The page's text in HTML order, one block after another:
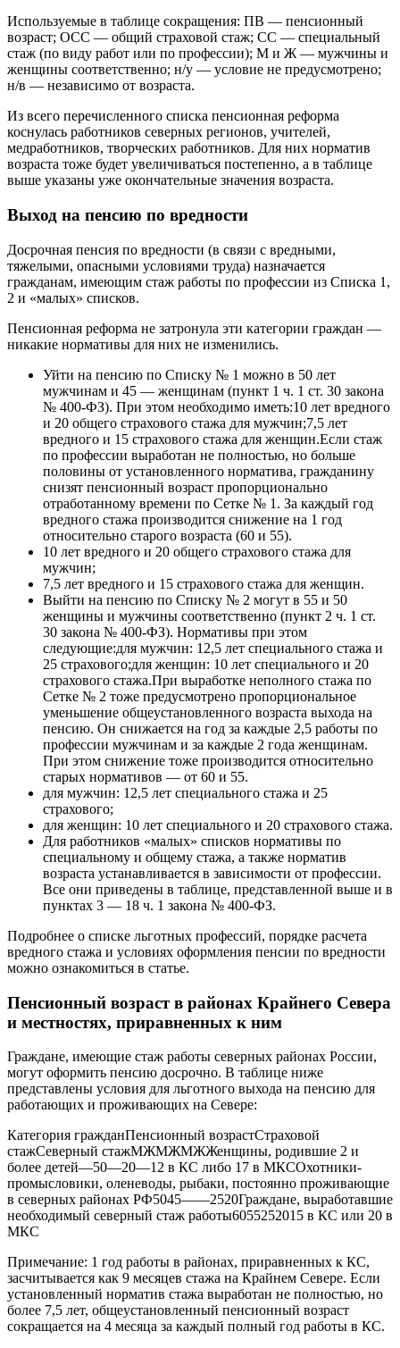
Используемые в таблице сокращения: ПВ — пенсионный
возраст; ОСС — общий страховой стаж; СС — специальный
стаж (по виду работ или по профессии); М и Ж — мужчины и
женщины соответственно; н/у — условие не предусмотрено;
н/в — независимо от возраста.
Из всего перечисленного списка пенсионная реформа
коснулась работников северных регионов, учителей,
медработников, творческих работников. Для них норматив
возраста тоже будет увеличиваться постепенно, а в таблице
выше указаны уже окончательные значения возраста.
Выход на пенсию по вредности
Досрочная пенсия по вредности (в связи с вредными,
тяжелыми, опасными условиями труда) назначается
гражданам, имеющим стаж работы по профессии из Списка 1,
2 и «малых» списков.
Пенсионная реформа не затронула эти категории граждан —
никакие нормативы для них не изменились.
Уйти на пенсию по Списку № 1 можно в 50 лет
мужчинам и 45 — женщинам (пункт 1 ч. 1 ст. 30 закона
№ 400-ФЗ). При этом необходимо иметь:10 лет вредного
и 20 общего страхового стажа для мужчин;7,5 лет
вредного и 15 страхового стажа для женщин.Если стаж
по профессии выработан не полностью, но больше
половины от установленного норматива, гражданину
снизят пенсионный возраст пропорционально
отработанному времени по Сетке № 1. За каждый год
вредного стажа производится снижение на 1 год
относительно старого возраста (60 и 55).
10 лет вредного и 20 общего страхового стажа для
мужчин;
7,5 лет вредного и 15 страхового стажа для женщин.
Выйти на пенсию по Списку № 2 могут в 55 и 50
женщины и мужчины соответственно (пункт 2 ч. 1 ст.
30 закона № 400-ФЗ). Нормативы при этом
следующие:для мужчин: 12,5 лет специального стажа и
25 страхового;для женщин: 10 лет специального и 20
страхового стажа.При выработке неполного стажа по
Сетке № 2 тоже предусмотрено пропорциональное
уменьшение общеустановленного возраста выхода на
пенсию. Он снижается на год за каждые 2,5 работы по
профессии мужчинам и за каждые 2 года женщинам.
При этом снижение тоже производится относительно
старых нормативов — от 60 и 55.
для мужчин: 12,5 лет специального стажа и 25
страхового;
для женщин: 10 лет специального и 20 страхового стажа.
Для работников «малых» списков нормативы по
специальному и общему стажа, а также норматив
возраста устанавливается в зависимости от профессии.
Все они приведены в таблице, представленной выше и в
пунктах 3 — 18 ч. 1 закона № 400-ФЗ.
Подробнее о списке льготных профессий, порядке расчета
вредного стажа и условиях оформления пенсии по вредности
можно ознакомиться в статье.
Пенсионный возраст в районах Крайнего Севера
и местностях, приравненных к ним
Граждане, имеющие стаж работы северных районах России,
могут оформить пенсию досрочно. В таблице ниже
представлены условия для льготного выхода на пенсию для
работающих и проживающих на Севере:
Категория гражданПенсионный возрастСтраховой
стажСеверный стажМЖМЖМЖЖенщины, родившие 2 и
более детей—50—20—12 в КС либо 17 в МКСОхотники-
промысловики, оленеводы, рыбаки, постоянно проживающие
в северных районах РФ5045——2520Граждане, выработавшие
необходимый северный стаж работы6055252015 в КС или 20 в
МКС
Примечание: 1 год работы в районах, приравненных к КС,
засчитывается как 9 месяцев стажа на Крайнем Севере. Если
установленный норматив стажа выработан не полностью, но
более 7,5 лет, общеустановленный пенсионный возраст
сокращается на 4 месяца за каждый полный год работы в КС.